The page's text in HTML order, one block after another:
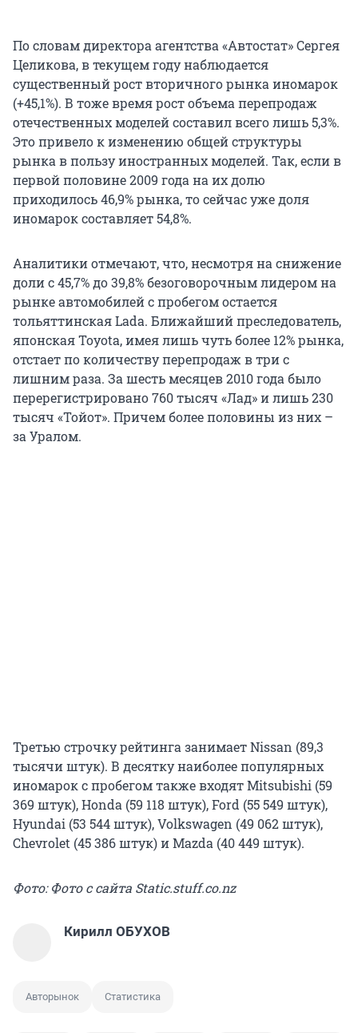
По словам директора агентства «Автостат» Сергея
Целикова, в текущем году наблюдается
существенный рост вторичного рынка иномарок
(+45,1%). В тоже время рост объема перепродаж
отечественных моделей составил всего лишь 5,3%.
Это привело к изменению общей структуры
рынка в пользу иностранных моделей. Так, если в
первой половине 2009 года на их долю
приходилось 46,9% рынка, то сейчас уже доля
иномарок составляет 54,8%.
Аналитики отмечают, что, несмотря на снижение
доли с 45,7% до 39,8% безоговорочным лидером на
рынке автомобилей с пробегом остается
тольяттинская Lada. Ближайший преследователь,
японская Toyota, имея лишь чуть более 12% рынка,
отстает по количеству перепродаж в три с
лишним раза. За шесть месяцев 2010 года было
перерегистрировано 760 тысяч «Лад» и лишь 230
тысяч «Тойот». Причем более половины из них –
за Уралом.
Третью строчку рейтинга занимает Nissan (89,3
тысячи штук). В десятку наиболее популярных
иномарок с пробегом также входят Mitsubishi (59
369 штук), Honda (59 118 штук), Ford (55 549 штук),
Hyundai (53 544 штук), Volkswagen (49 062 штук),
Chevrolet (45 386 штук) и Mazda (40 449 штук).
Фото: Фото с сайта Static.stuff.co.nz
Кирилл ОБУХОВ
Авторынок Статистика